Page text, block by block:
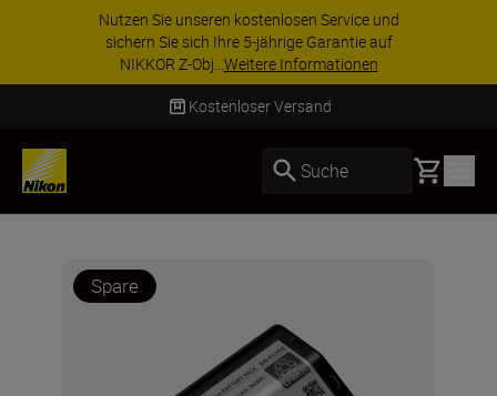
Nutzen Sie unseren kostenlosen Service und
sichern Sie sich Ihre 5-jährige Garantie auf
NIKKOR Z-Obj...Weitere Informationen
Kostenloser Versand
Suche Basket
Spare